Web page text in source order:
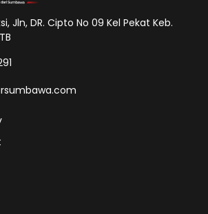
Jln, DR. Cipto No 09 Kel Pekat Keb.